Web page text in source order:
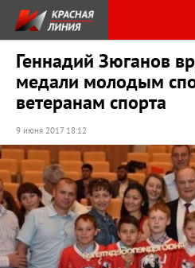
Геннадий Зюганов
медали молодым
ветеранам спорта
9 июня 2017 18:12